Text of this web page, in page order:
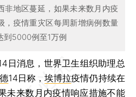
非地区蔓延，如果未来数月内疫
，疫情重灾区每周新增病例数量
到5000例至1万例
消息，世界卫生组织助理总
14日称，埃博拉疫情仍持续在
未来数月内疫情响应措施不能